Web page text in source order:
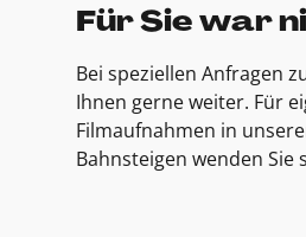
Für Sie war
Bei speziellen Anfragen
Ihnen gerne weiter. Für
Filmaufnahmen in
Bahnsteigen wenden Sie